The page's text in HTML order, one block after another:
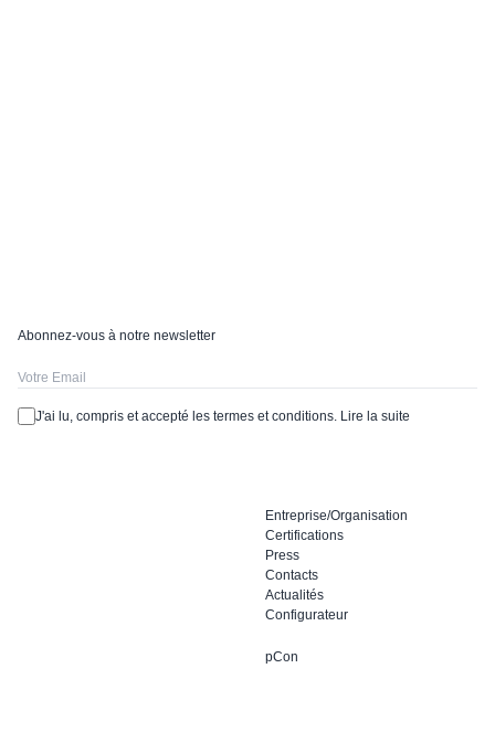
Entreprise/Organisation
Certifications
Press
Contacts
Actualités
Configurateur
pCon
Abonnez-vous à notre newsletter
J'ai lu, compris et accepté les termes et conditions. Lire la suite